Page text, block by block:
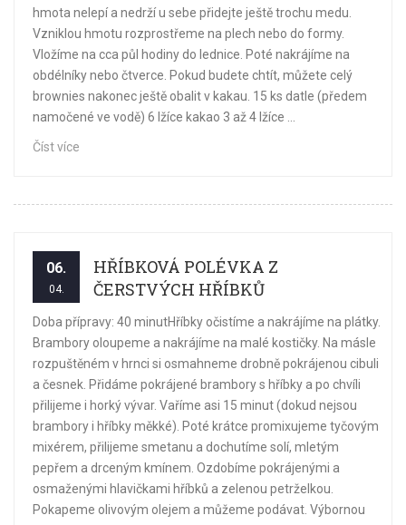
hmota nelepí a nedrží u sebe přidejte ještě trochu medu.
Vzniklou hmotu rozprostřeme na plech nebo do formy.
Vložíme na cca půl hodiny do lednice. Poté nakrájíme na
obdélníky nebo čtverce. Pokud budete chtít, můžete celý
brownies nakonec ještě obalit v kakau. 15 ks datle (předem
namočené ve vodě) 6 lžíce kakao 3 až 4 lžíce ...
Číst více
06.
04.
HŘÍBKOVÁ POLÉVKA Z
ČERSTVÝCH HŘÍBKŮ
Doba přípravy: 40 minutHříbky očistíme a nakrájíme na plátky.
Brambory oloupeme a nakrájíme na malé kostičky. Na másle
rozpuštěném v hrnci si osmahneme drobně pokrájenou cibuli
a česnek. Přidáme pokrájené brambory s hříbky a po chvíli
přilijeme i horký vývar. Vaříme asi 15 minut (dokud nejsou
brambory i hříbky měkké). Poté krátce promixujeme tyčovým
mixérem, přilijeme smetanu a dochutíme solí, mletým
pepřem a drceným kmínem. Ozdobíme pokrájenými a
osmaženými hlavičkami hříbků a zelenou petrželkou.
Pokapeme olivovým olejem a můžeme podávat. Výbornou